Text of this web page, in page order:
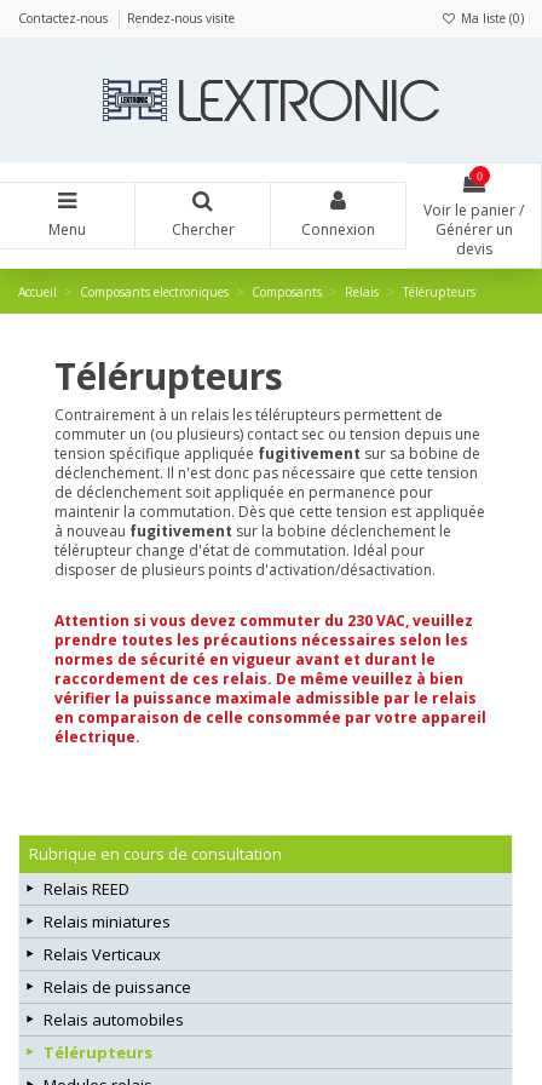
Contactez-nous Rendez-nous visite Ma liste (0)
Menu Chercher Connexion
0
Voir le panier /
Générer un
devis
Accueil Composants electroniques Composants Relais Télérupteurs
Télérupteurs
Contrairement à un relais les télérupteurs permettent de
commuter un (ou plusieurs) contact sec ou tension depuis une
tension spécifique appliquée fugitivement sur sa bobine de
déclenchement. Il n'est donc pas nécessaire que cette tension
de déclenchement soit appliquée en permanence pour
maintenir la commutation. Dès que cette tension est appliquée
à nouveau fugitivement sur la bobine déclenchement le
télérupteur change d'état de commutation. Idéal pour
disposer de plusieurs points d'activation/désactivation.
Attention si vous devez commuter du 230 VAC, veuillez
prendre toutes les précautions nécessaires selon les
normes de sécurité en vigueur avant et durant le
raccordement de ces relais. De même veuillez à bien
vérifier la puissance maximale admissible par le relais
en comparaison de celle consommée par votre appareil
électrique.
Rubrique en cours de consultation
Relais REED
Relais miniatures
Relais Verticaux
Relais de puissance
Relais automobiles
Télérupteurs
Panneau de gestion des cookies